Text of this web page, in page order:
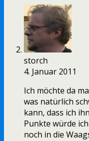
storch
4. Januar 2011
Ich möchte da
was natürlich
kann, dass ich
Punkte würde
noch in die